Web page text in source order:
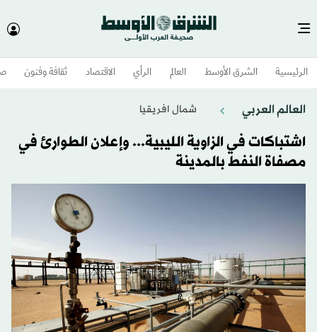
الرئيسية الشرق الأوسط​ العالم الرأي الاقتصاد ثقافة وفنون
العالم العربي شمال افريقيا
اشتباكات في الزاوية الليبية... وإعلان الطوارئ في
مصفاة النفط بالمدينة